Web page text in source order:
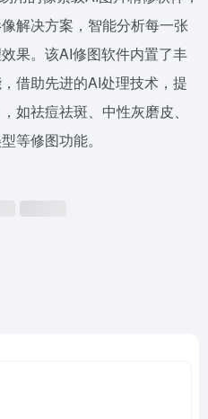
解决方案，智能分析每一张
果。该AI修图软件内置了丰
借助先进的AI处理技术，提
如祛痘祛斑、中性灰磨皮、
等修图功能。